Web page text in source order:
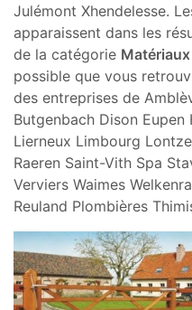
Julémont Xhendelesse.
apparaissent dans les
de la catégorie
possible que vous
des entreprises de
Butgenbach Dison
Lierneux Limbourg
Raeren Saint-Vith Spa
Verviers Waimes
Reuland Plombières